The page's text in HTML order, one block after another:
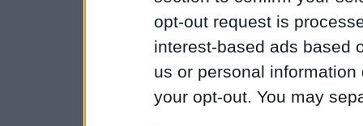
opt-out request is
interest-based ads based
us or personal
your opt-out. You may